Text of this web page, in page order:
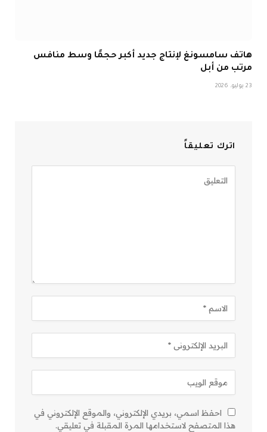
هاتف سامسونغ لإنتاج جديد أكبر حجمًا وسط منافس
مرتب من أبل
23 يوليو، 2026
اترك تعليقاً
احفظ اسمي، بريدي الإلكتروني، والموقع الإلكتروني في
هذا المتصفح لاستخدامها المرة المقبلة في تعليقي.